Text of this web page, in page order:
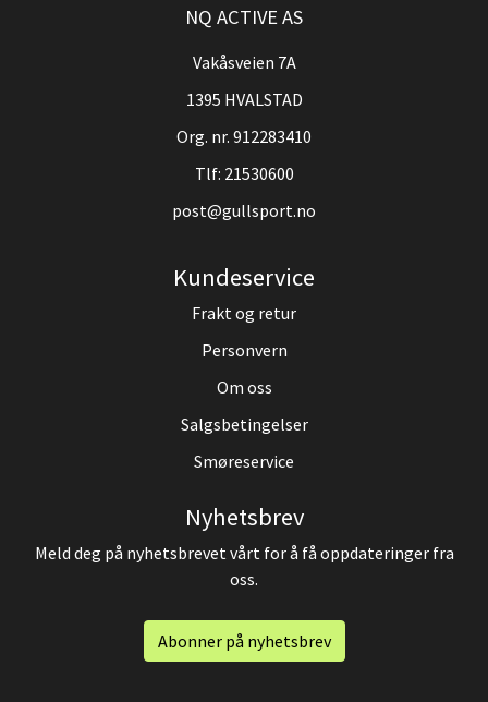
NQ ACTIVE AS
Vakåsveien 7A
1395 HVALSTAD
Org. nr. 912283410
Tlf: 21530600
post@gullsport.no
Kundeservice
Frakt og retur
Personvern
Om oss
Salgsbetingelser
Smøreservice
Nyhetsbrev
Meld deg på nyhetsbrevet vårt for å få oppdateringer fra
oss.
Abonner på nyhetsbrev